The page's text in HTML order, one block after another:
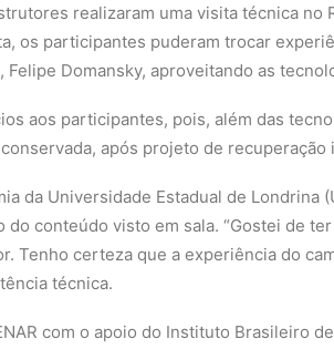
realizaram uma visita técnica no
os participantes puderam trocar
Domansky, aproveitando as
aos participantes, pois, além das
após projeto de recuperação
da Universidade Estadual de Londrina
do conteúdo visto em sala. “Gostei de
Tenho certeza que a experiência do
técnica.
com o apoio do Instituto Brasileiro